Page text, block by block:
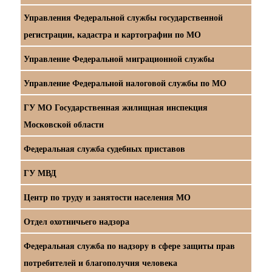
Управления Федеральной службы государственной
регистрации, кадастра и картографии по МО
Управление Федеральной миграционной службы
Управление Федеральной налоговой службы по МО
ГУ МО Государственная жилищная инспекция
Московской области
Федеральная служба судебных приставов
ГУ МВД
Центр по труду и занятости населения МО
Отдел охотничьего надзора
Федеральная служба по надзору в сфере защиты прав
потребителей и благополучия человека